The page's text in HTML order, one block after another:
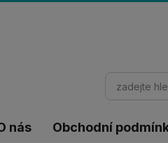
nás Obchodní